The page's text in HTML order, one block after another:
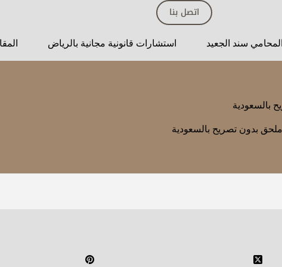
اتصل بنا
سند الجعيد استشارات قانونية مجانية بالرياض
بالسعودية
ملحق بدون تصريح بالسعودية